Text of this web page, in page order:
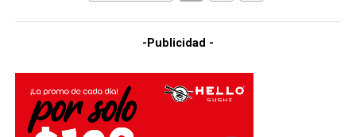
-Publicidad -